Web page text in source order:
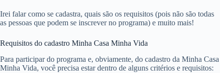
Irei falar como se cadastra, quais são os requisitos (pois não são todas
as pessoas que podem se inscrever no programa) e muito mais!
Requisitos do cadastro Minha Casa Minha Vida
Para participar do programa e, obviamente, do cadastro da Minha Casa
Minha Vida, você precisa estar dentro de alguns critérios e requisitos: